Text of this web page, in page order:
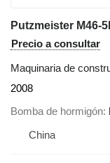
Putzmeister M46-
Precio a consultar
Maquinaria de
2008
Bomba de hormigón
China